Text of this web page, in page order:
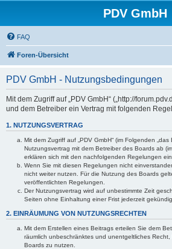
PDV GmbH
FAQ
Foren-Übersicht
PDV GmbH - Nutzungsbedingungen
Mit dem Zugriff auf „PDV GmbH“ („http://
und dem Betreiber ein Vertrag mit folgenden
1. NUTZUNGSVERTRAG
Mit dem Zugriff auf „PDV GmbH“ (im Folgenden
Nutzungsvertrag mit dem Betreiber des Boards ab
erklären sich mit den nachfolgenden Regelungen
Wenn Sie mit diesen Regelungen nicht
nicht weiter nutzen. Für die Nutzung des Boards
veröffentlichten Regelungen.
Der Nutzungsvertrag wird auf unbestimmte Zeit
Seiten ohne Einhaltung einer Frist jederzeit
2. EINRÄUMUNG VON NUTZUNGSRECHTEN
Mit dem Erstellen eines Beitrags erteilen Sie dem
räumlich unbeschränktes und unentgeltliches
Boards zu nutzen.